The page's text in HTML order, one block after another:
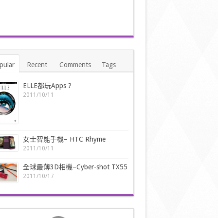
Recent Comments Tags
ELLE都玩Apps ?
2011/10/11
女士智能手機– HTC Rhyme
2011/10/11
全球最薄3D相機–Cyber-shot TX55
2011/10/17